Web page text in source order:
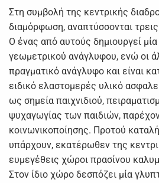
Στη συμβολή της κεντρικής
διαμόρφωση, αναπτύσσονται
Ο ένας από αυτούς δημιουργεί
γεωμετρικού ανάγλυφου, ενώ οι
πραγματικό ανάγλυφο και είναι
ειδικό ελαστομερές υλικό
ως σημεία παιχνιδιού,
ψυχαγωγίας των παιδιών,
κοινωνικοποίησης. Προτού
υπάρχουν, εκατέρωθεν της
ευμεγέθεις χώροι πρασίνου
Στον ίδιο χώρο δεσπόζει μία